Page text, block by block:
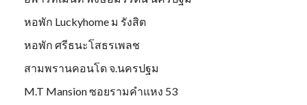
หอพัก Luckyhome ม รังสิต
หอพัก ศรีธนะโสธรเพลช
สามพรานคอนโด จ.นครปฐม
M.T Mansion ซอยรามคำแหง 53